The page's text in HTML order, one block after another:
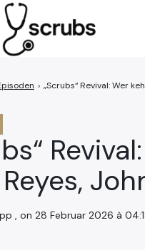
, on 28 Februar 2026 à
› „Scrubs“ Revival: Wer
Search